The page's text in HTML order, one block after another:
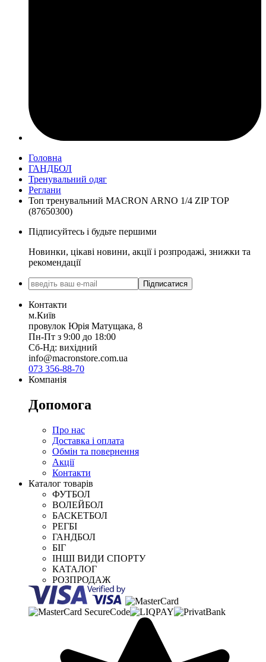
Головна
ГАНДБОЛ
Тренувальний одяг
Реглани
Топ тренувальний MACRON ARNO 1/4 ZIP TOP
(87650300)
Підписуйтесь і будьте першими
Новинки, цікаві новини, акції і розпродажі, знижки та
рекомендації
Підписатися
Контакти
м.Київ
провулок Юрія Матущака, 8
Пн-Пт з 9:00 до 18:00
Сб-Нд: вихідний
info@macronstore.com.ua
073 356-88-70
Компанія
Допомога
Про нас
Доставка і оплата
Обмін та повернення
Акції
Контакти
Каталог товарів
ФУТБОЛ
ВОЛЕЙБОЛ
БАСКЕТБОЛ
РЕГБІ
ГАНДБОЛ
БІГ
ІНШІ ВИДИ СПОРТУ
КАТАЛОГ
РОЗПРОДАЖ